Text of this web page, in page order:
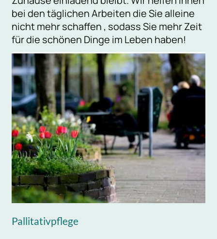
bei den täglichen Arbeiten die Sie alleine
nicht mehr schaffen , sodass Sie mehr Zeit
für die schönen Dinge im Leben haben!
Pallitativpflege